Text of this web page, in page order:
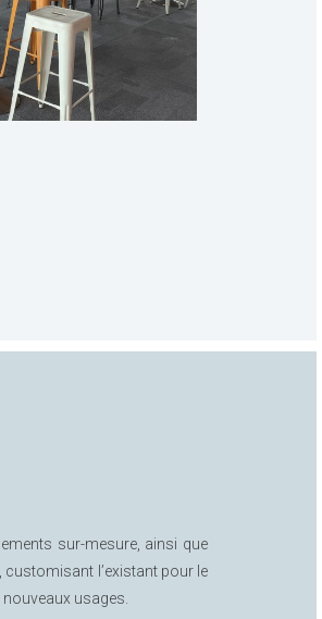
sur-mesure, ainsi que
l’existant pour le
usages.